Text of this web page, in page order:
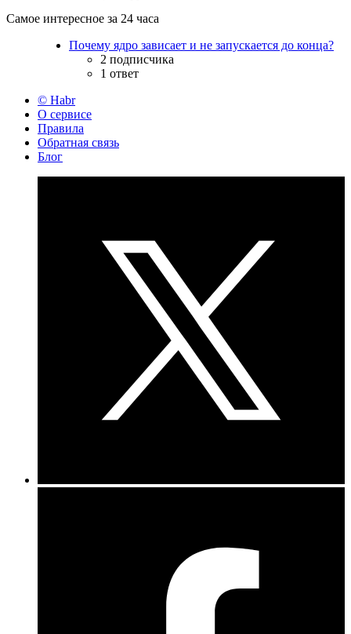
Самое интересное за 24 часа
Почему ядро зависает и не запускается до конца?
2 подписчика
1 ответ
© Habr
О сервисе
Правила
Обратная связь
Блог